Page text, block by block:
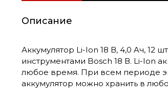
Описание
Аккумулятор Li-Ion 18 В, 4,0 Aч, 12
инструментами Bosch 18 В. Li-Ion
любое время. При всем периоде
аккумулятор можно хранить в